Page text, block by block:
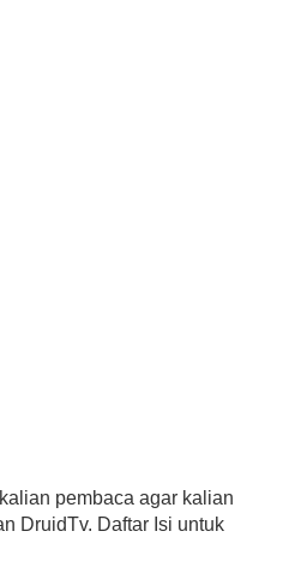
pembaca agar kalian
DruidTv. Daftar Isi untuk